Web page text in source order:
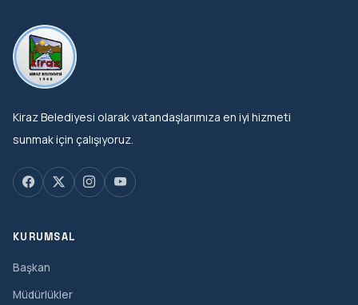
Kiraz Belediyesi olarak vatandaşlarımıza en iyi hizmeti
sunmak için çalışıyoruz.
KURUMSAL
Başkan
Müdürlükler